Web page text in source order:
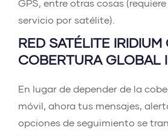
GPS, entre otras cosas
servicio por satélite).
RED SATÉLITE IRIDIUM
COBERTURA GLOBAL
En lugar de depender de la
móvil, ahora tus mensajes,
opciones de seguimiento se